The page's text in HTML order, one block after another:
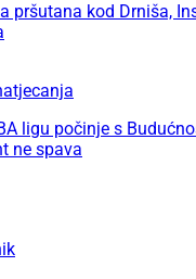
pršutana kod Drniša,
ligu počinje s
ne spava